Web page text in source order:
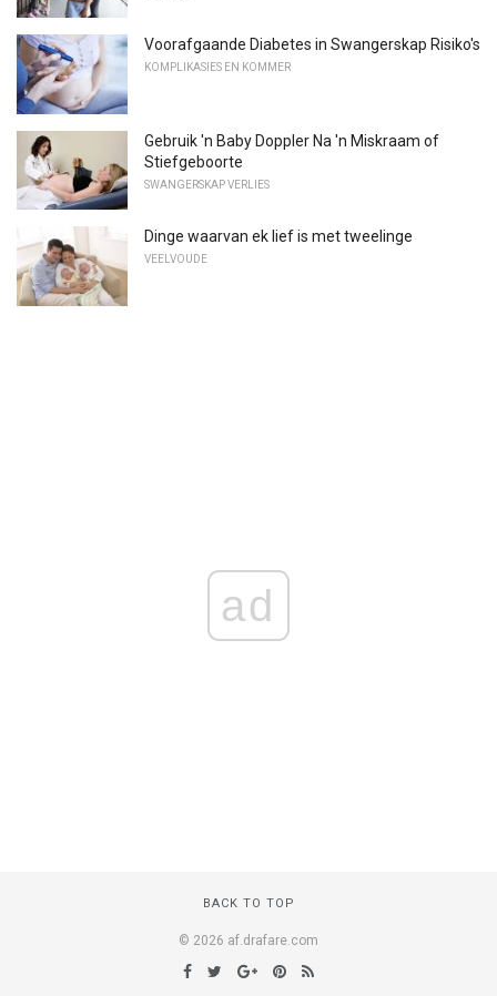
Voorafgaande Diabetes in Swangerskap Risiko's
KOMPLIKASIES EN KOMMER
Gebruik 'n Baby Doppler Na 'n Miskraam of
Stiefgeboorte
SWANGERSKAP VERLIES
Dinge waarvan ek lief is met tweelinge
VEELVOUDE
ad
BACK TO TOP
© 2026 af.drafare.com